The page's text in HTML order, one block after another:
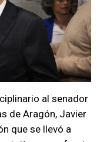
al senador
de Aragón, Javier
que se llevó a